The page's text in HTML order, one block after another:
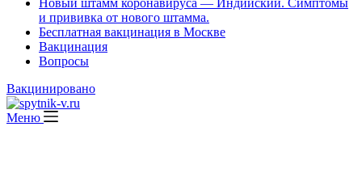
Новый штамм коронавируса — Индийский. Симптомы
и прививка от нового штамма.
Бесплатная вакцинация в Москве
Вакцинация
Вопросы
Вакцинировано
Меню